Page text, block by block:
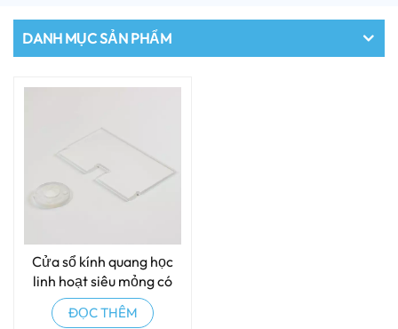
DANH MỤC SẢN PHẨM
Cửa sổ kính quang học
linh hoạt siêu mỏng có
khe hở
ĐỌC THÊM